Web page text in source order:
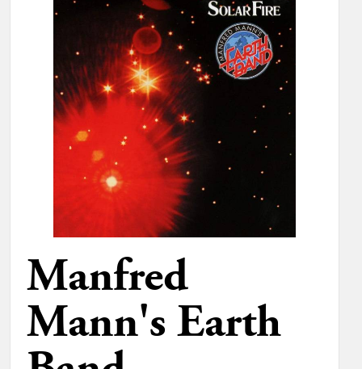
Manfred
Mann's Earth